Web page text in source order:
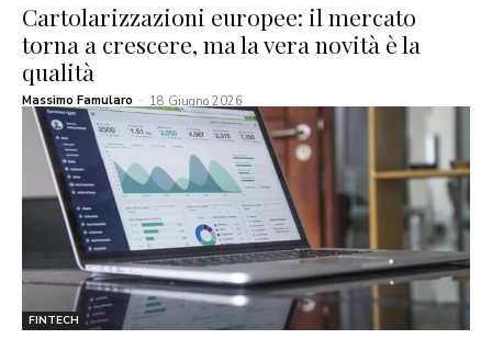
Cartolarizzazioni europee: il mercato
torna a crescere, ma la vera novità è la
qualità
Massimo Famularo - 18 Giugno 2026
FINTECH